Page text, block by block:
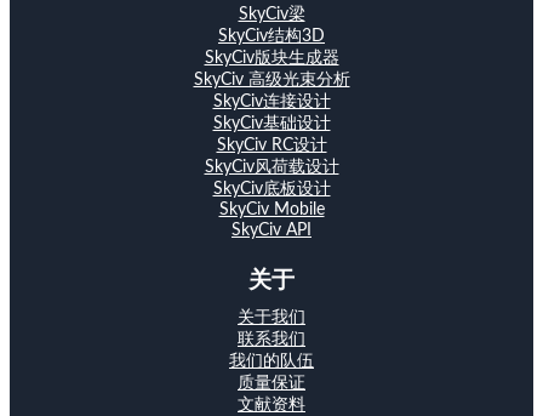
SkyCiv梁
SkyCiv结构3D
SkyCiv版块生成器
SkyCiv 高级光束分析
SkyCiv连接设计
SkyCiv基础设计
SkyCiv RC设计
SkyCiv风荷载设计
SkyCiv底板设计
SkyCiv Mobile
SkyCiv API
关于
关于我们
联系我们
我们的队伍
质量保证
文献资料